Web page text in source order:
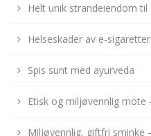
Helt unik strandeiendom til
Helseskader av e-
Spis sunt med ayurveda
Etisk og miljøvennlig mote
Miljøvennlig, giftfri sminke